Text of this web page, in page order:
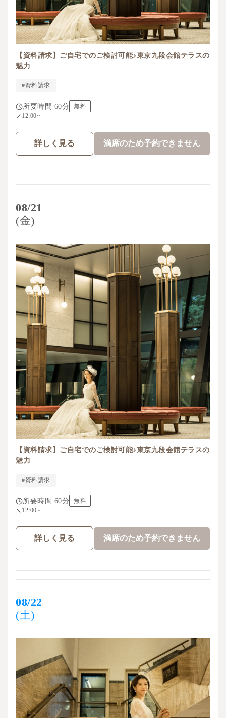
【資料請求】ご自宅でのご検討可能♪東京九段会館テラスの
魅力
#資料請求
所要時間 60分
無料
12:00~
詳しく見る 満席のため予約できません
08/21
(金)
【資料請求】ご自宅でのご検討可能♪東京九段会館テラスの
魅力
#資料請求
所要時間 60分
無料
12:00~
詳しく見る 満席のため予約できません
08/22
(土)